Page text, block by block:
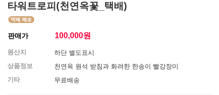
타워트로피(천연옥꽃_택배)
판매가 100,000원
원산지
하단 별도표시
상품정보
천연옥 원석 받침과 화려한 한송이 빨강장미
기타
무료배송